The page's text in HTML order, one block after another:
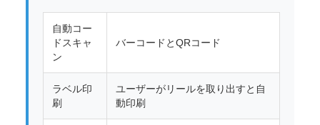
自動コー
ドスキャ
ン
バーコードとQRコード
ラベル印
刷
ユーザーがリールを取り出すと自
動印刷